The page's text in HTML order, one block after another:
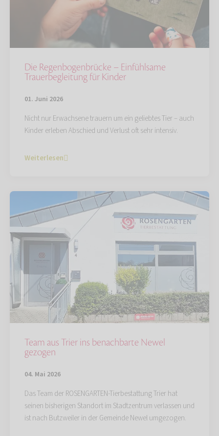
Die Regenbogenbrücke – Einfühlsame
Trauerbegleitung für Kinder
01. Juni 2026
Nicht nur Erwachsene trauern um ein geliebtes Tier – auch
Kinder erleben Abschied und Verlust oft sehr intensiv.
Weiterlesen
Team aus Trier ins benachbarte Newel
gezogen
04. Mai 2026
Das Team der ROSENGARTEN-Tierbestattung Trier hat
seinen bisherigen Standort im Stadtzentrum verlassen und
ist nach Butzweiler in der Gemeinde Newel umgezogen.